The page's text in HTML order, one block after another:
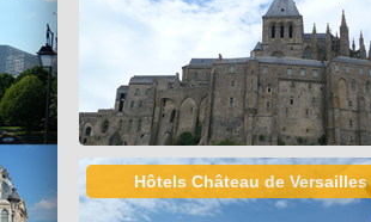
Hôtels Château de Versailles